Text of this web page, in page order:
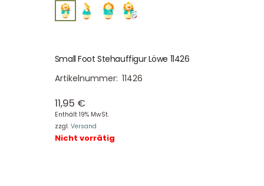
Small Foot Stehauffigur Löwe 11426
Artikelnummer: 11426
11,95 €
Enthält 19% MwSt.
zzgl. Versand
Nicht vorrätig